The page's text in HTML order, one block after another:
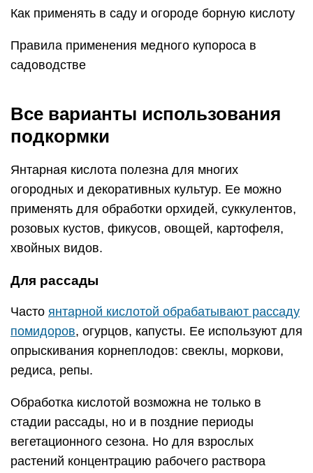
Как применять в саду и огороде борную кислоту
Правила применения медного купороса в
садоводстве
Все варианты использования
подкормки
Янтарная кислота полезна для многих
огородных и декоративных культур. Ее можно
применять для обработки орхидей, суккулентов,
розовых кустов, фикусов, овощей, картофеля,
хвойных видов.
Для рассады
Часто янтарной кислотой обрабатывают рассаду
помидоров, огурцов, капусты. Ее используют для
опрыскивания корнеплодов: свеклы, моркови,
редиса, репы.
Обработка кислотой возможна не только в
стадии рассады, но и в поздние периоды
вегетационного сезона. Но для взрослых
растений концентрацию рабочего раствора